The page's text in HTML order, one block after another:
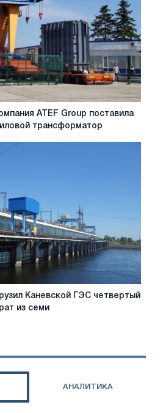
ATEF Group поставила
трансформатор
Каневской ГЭС четвертый
из семи
АНАЛИТИКА